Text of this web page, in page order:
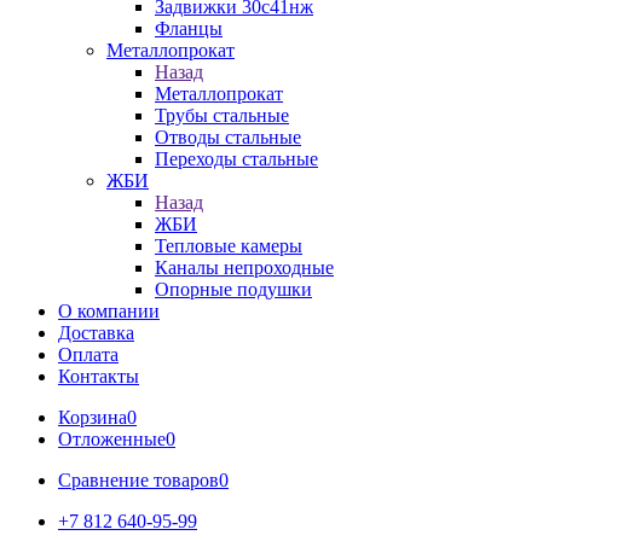
Задвижки 30с41нж
Фланцы
Металлопрокат
Назад
Металлопрокат
Трубы стальные
Отводы стальные
Переходы стальные
ЖБИ
Назад
ЖБИ
Тепловые камеры
Каналы непроходные
Опорные подушки
О компании
Доставка
Оплата
Контакты
Корзина0
Отложенные0
Сравнение товаров0
+7 812 640-95-99